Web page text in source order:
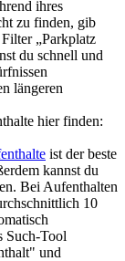
ihres
zu finden, gib
„Parkplatz
du schnell und
längeren
hier finden:
ist der beste
kannst du
Bei Aufenthalten
10
Such-Tool
und